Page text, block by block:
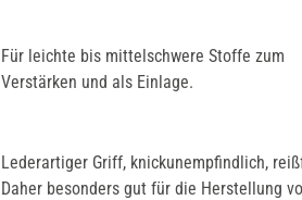
Für leichte bis mittelschwere Stoffe zum
Verstärken und als Einlage.
Lederartiger Griff, knickunempfindlich,
Daher besonders gut für die Herstellung